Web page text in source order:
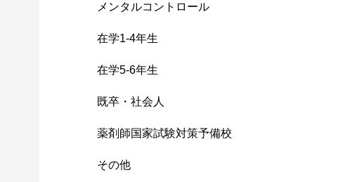
メンタルコントロール
在学1-4年生
在学5-6年生
既卒・社会人
薬剤師国家試験対策予備校
その他